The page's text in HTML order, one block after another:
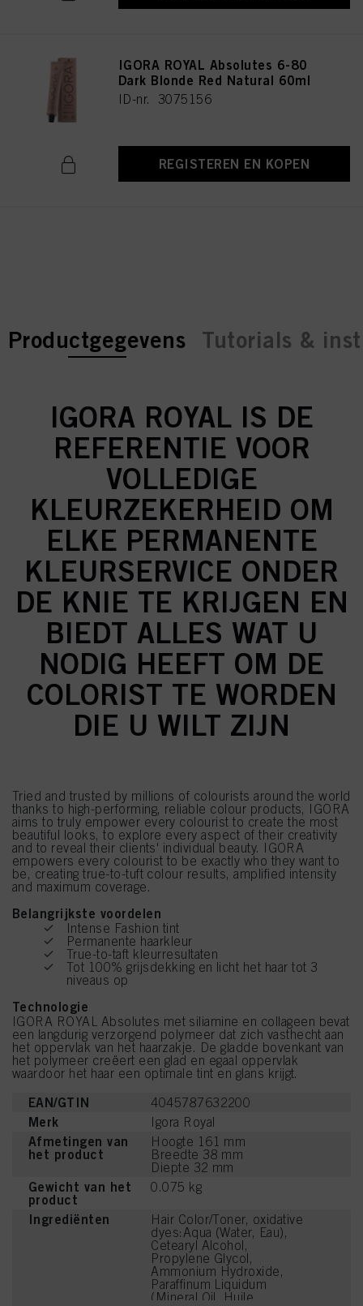
IGORA ROYAL Absolutes 6-80
Dark Blonde Red Natural 60ml
ID-nr. 3075156
REGISTEREN EN KOPEN
current tab:
current tab:
Productgegevens Tutorials &
IGORA ROYAL IS DE
REFERENTIE VOOR
VOLLEDIGE
KLEURZEKERHEID OM
ELKE PERMANENTE
KLEURSERVICE ONDER
DE KNIE TE KRIJGEN EN
BIEDT ALLES WAT U
NODIG HEEFT OM DE
COLORIST TE WORDEN
DIE U WILT ZIJN
Tried and trusted by millions of colourists around the world
thanks to high-performing, reliable colour products, IGORA
aims to truly empower every colourist to create the most
beautiful looks, to explore every aspect of their creativity
and to reveal their clients' individual beauty. IGORA
empowers every colourist to be exactly who they want to
be, creating true-to-tuft colour results, amplified intensity
and maximum coverage.
Belangrijkste voordelen
Intense Fashion tint
Permanente haarkleur
True-to-taft kleurresultaten
Tot 100% grijsdekking en licht het haar tot 3
niveaus op
Technologie
IGORA ROYAL Absolutes met siliamine en collageen bevat
een langdurig verzorgend polymeer dat zich vasthecht aan
het oppervlak van het haarzakje. De gladde bovenkant van
het polymeer creëert een glad en egaal oppervlak
waardoor het haar een optimale tint en glans krijgt.
EAN/GTIN 4045787632200
Merk Igora Royal
Afmetingen van
het product
Hoogte 161 mm
Breedte 38 mm
Diepte 32 mm
Gewicht van het
product
0.075 kg
Ingrediënten
Hair Color/Toner, oxidative
dyes:Aqua (Water, Eau),
Cetearyl Alcohol,
Propylene Glycol,
Ammonium Hydroxide,
Paraffinum Liquidum
(Mineral Oil, Huile